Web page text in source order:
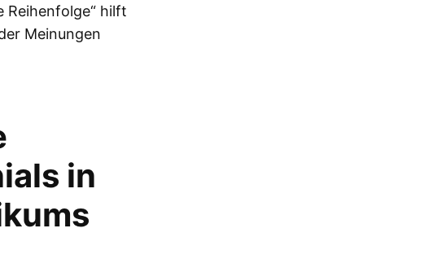
Reihenfolge“ hilft
Meinungen
in